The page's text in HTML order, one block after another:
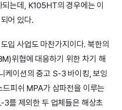
는데, K105HT의 경우에는 이
어 있다.
입 사업도 마찬가지이다. 북한의
위협에 대응하기 위한 차기 해
케이션의 중고 S-3 바이킹, 보잉
피쉬 MPA가 삼파전을 이루는
3를 제외한 두 업체들은 해상초